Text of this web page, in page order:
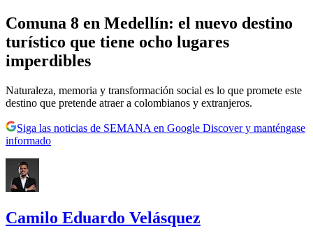
Comuna 8 en Medellín: el nuevo destino
turístico que tiene ocho lugares
imperdibles
Naturaleza, memoria y transformación social es lo que promete este
destino que pretende atraer a colombianos y extranjeros.
Siga las noticias de SEMANA en Google Discover y manténgase
informado
Camilo Eduardo Velásquez